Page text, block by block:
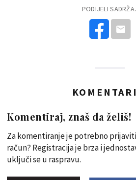
PODIJELI
KOMENTARI
Komentiraj, znaš da želiš!
Za komentiranje je potrebno
račun? Registracija je brza i
uključi se u raspravu.